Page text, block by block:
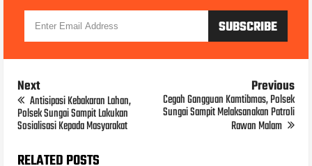
Next
Antisipasi Kebakaran Lahan,
Polsek Sungai Sampit Lakukan
Sosialisasi Kepada Masyarakat
Previous
Cegah Gangguan Kamtibmas, Polsek
Sungai Sampit Melaksanakan Patroli
Rawan Malam
RELATED POSTS